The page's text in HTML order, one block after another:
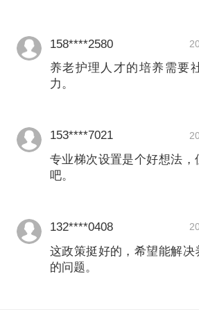
职毕业生继续教育，职
入就业市场，但社会护
薪资水平、职业区分度
有待提升，这些因素均影
盘古智库老龄社会研究
域，这三个不同领域对岗
等级的需求不尽相同。比
言，市场上就有高级照
158****2580
养老护理人才的培养需要
力。
153****7021
专业梯次设置是个好想法
吧。
132****0408
这政策挺好的，希望能解
的问题。